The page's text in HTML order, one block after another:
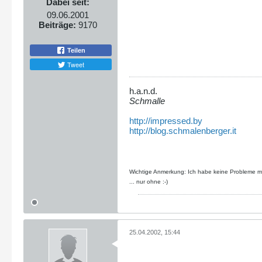
09.06.2001
Beiträge: 9170
Teilen
Tweet
h.a.n.d.
Schmalle
http://impressed.by
http://blog.schmalenberger.it
Wichtige Anmerkung: Ich habe keine Probleme
... nur ohne :-)
25.04.2002, 15:44